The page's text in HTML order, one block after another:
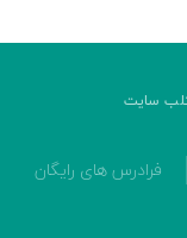
سایت
فرادرس های رایگان